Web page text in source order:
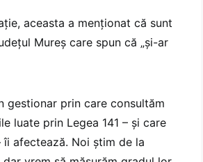
aceasta a menționat că sunt
Mureș care spun că „și-ar
gestionar prin care consultăm
luate prin Legea 141 – și care
afectează. Noi știm de la